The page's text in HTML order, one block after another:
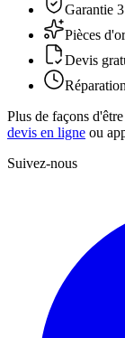
Garantie
Pièces
Devis
Plus de façons
devis en ligne ou
Suivez-nous